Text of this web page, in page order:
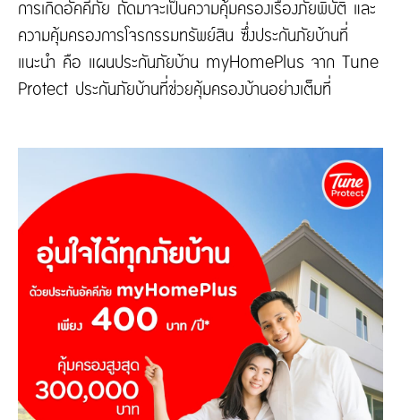
การเกิดอัคคีภัย ถัดมาจะเป็นความคุ้มครองเรื่องภัยพิบัติ และ
ความคุ้มครองการโจรกรรมทรัพย์สิน ซึ่งประกันภัยบ้านที่
แนะนำ คือ แผนประกันภัยบ้าน myHomePlus จาก Tune
Protect ประกันภัยบ้านที่ช่วยคุ้มครองบ้านอย่างเต็มที่